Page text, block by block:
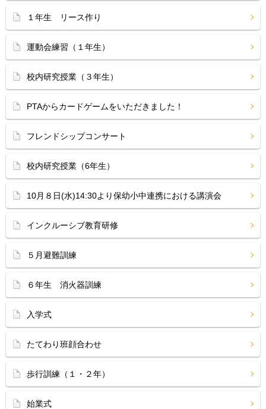
１年生 リース作り
運動会練習（１年生）
校内研究授業（３年生）
PTAからカードゲームをいただきました！
フレンドシップコンサート
校内研究授業（6年生）
10月８日(水)14:30より保幼小中連携における講演会
インクルーシブ教育研修
５月避難訓練
６年生 消火器訓練
入学式
たてわり班顔合わせ
歩行訓練（１・２年）
始業式